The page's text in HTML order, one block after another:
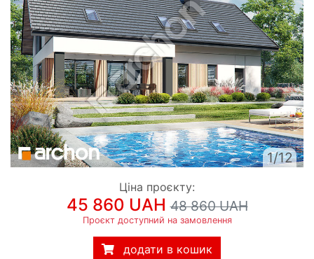
1/12
Ціна проєкту:
45 860 UAH48 860 UAH
Проєкт доступний на замовлення
додати в кошик